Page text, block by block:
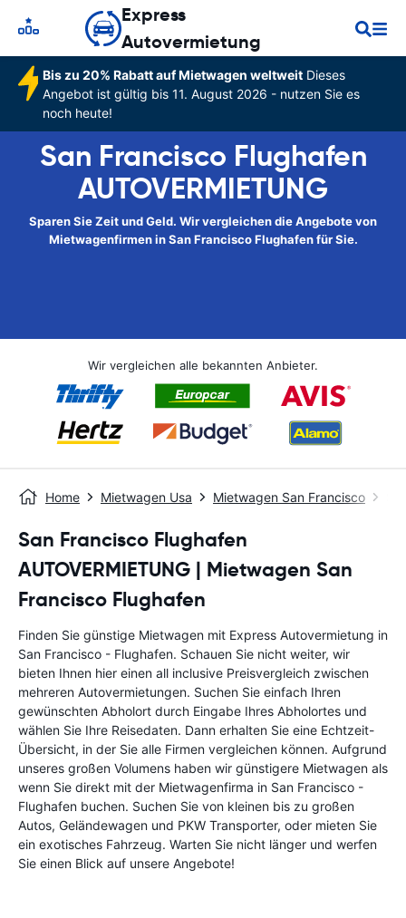
Express
Autovermietung
Bis zu 20% Rabatt auf Mietwagen weltweitDieses
Angebot ist gültig bis 11. August 2026 - nutzen Sie es
noch heute!
San Francisco Flughafen
AUTOVERMIETUNG
Sparen Sie Zeit und Geld. Wir vergleichen die Angebote von
Mietwagenfirmen in San Francisco Flughafen für Sie.
Wir vergleichen alle bekannten Anbieter.
Home Mietwagen Usa Mietwagen San Francisco
San Francisco Flughafen
AUTOVERMIETUNG | Mietwagen San
Francisco Flughafen
Finden Sie günstige Mietwagen mit Express Autovermietung in
San Francisco - Flughafen. Schauen Sie nicht weiter, wir
bieten Ihnen hier einen all inclusive Preisvergleich zwischen
mehreren Autovermietungen. Suchen Sie einfach Ihren
gewünschten Abholort durch Eingabe Ihres Abholortes und
wählen Sie Ihre Reisedaten. Dann erhalten Sie eine Echtzeit-
Übersicht, in der Sie alle Firmen vergleichen können. Aufgrund
unseres großen Volumens haben wir günstigere Mietwagen als
wenn Sie direkt mit der Mietwagenfirma in San Francisco -
Flughafen buchen. Suchen Sie von kleinen bis zu großen
Autos, Geländewagen und PKW Transporter, oder mieten Sie
ein exotisches Fahrzeug. Warten Sie nicht länger und werfen
Sie einen Blick auf unsere Angebote!